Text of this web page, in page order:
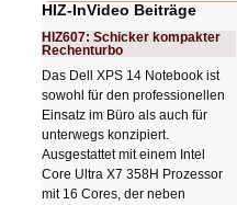
HIZ-InVideo Beiträge
HIZ607: Schicker kompakter
Rechenturbo
Das Dell XPS 14 Notebook ist
sowohl für den professionellen
Einsatz im Büro als auch für
unterwegs konzipiert.
Ausgestattet mit einem Intel
Core Ultra X7 358H Prozessor
mit 16 Cores, der neben